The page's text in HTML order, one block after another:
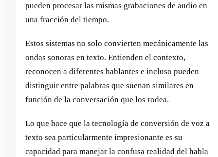
pueden procesar las mismas grabaciones de audio en
una fracción del tiempo.
Estos sistemas no solo convierten mecánicamente las
ondas sonoras en texto. Entienden el contexto,
reconocen a diferentes hablantes e incluso pueden
distinguir entre palabras que suenan similares en
función de la conversación que los rodea.
Lo que hace que la tecnología de conversión de voz a
texto sea particularmente impresionante es su
capacidad para manejar la confusa realidad del habla